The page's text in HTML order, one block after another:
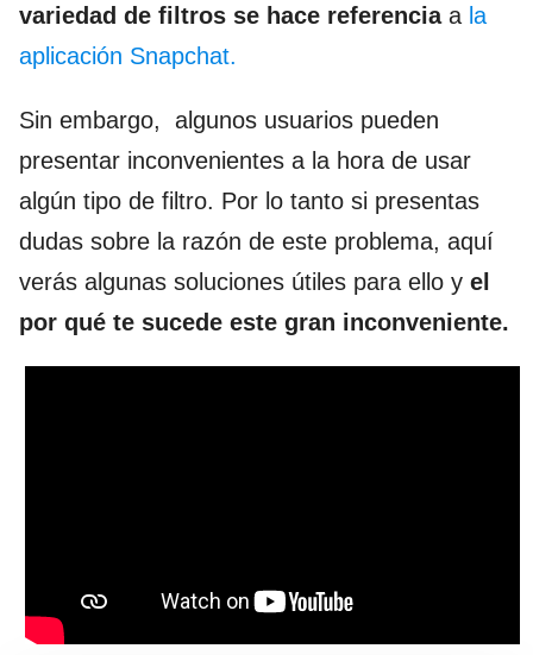
variedad de filtros se hace referenciaa la
aplicación Snapchat.
Sin embargo, algunos usuarios pueden
presentar inconvenientes a la hora de usar
algún tipo de filtro. Por lo tanto si presentas
dudas sobre la razón de este problema, aquí
verás algunas soluciones útiles para ello y el
por qué te sucede este gran inconveniente.